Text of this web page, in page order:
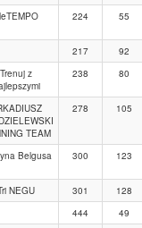
224 55
217
92
Trenuj z
238 80
TEAM
278 105
Belgusa 300 123
NEGU 301
128
444
49